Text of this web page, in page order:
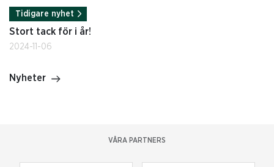
Tidigare nyhet
Stort tack för i år!
2024-11-06
Nyheter
VÅRA PARTNERS